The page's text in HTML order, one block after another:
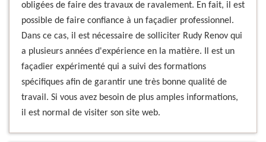
obligées de faire des travaux de ravalement. En fait, il est
possible de faire confiance à un façadier professionnel.
Dans ce cas, il est nécessaire de solliciter Rudy Renov qui
a plusieurs années d'expérience en la matière. Il est un
façadier expérimenté qui a suivi des formations
spécifiques afin de garantir une très bonne qualité de
travail. Si vous avez besoin de plus amples informations,
il est normal de visiter son site web.